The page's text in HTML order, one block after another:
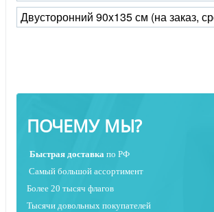
ПОЧЕМУ МЫ?
Быстрая доставка по РФ
Самый большой ассортимент
Более 20 тысяч флагов
Тысячи довольных покупателей